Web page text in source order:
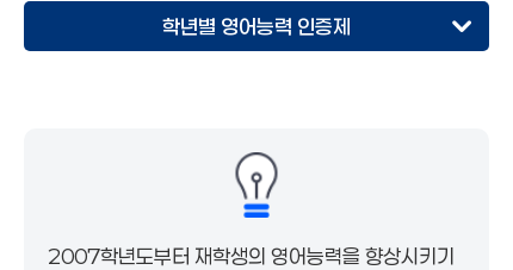
학년별 영어능력 인증제
학년별 영어능력 인증제
학점초과신청 및 우등생
2007학년도부터 재학생의 영어능력을 향상시키기